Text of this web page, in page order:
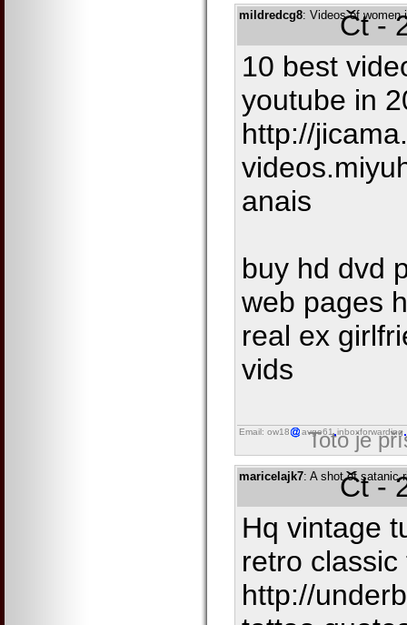
mildredcg8: Videos of women
Čt -
10 best
youtube in
http://
anais
buy hd dvd
web pages
real ex
vids
Email: ow18 avgo61 inboxforwarding
Toto je
maricelajk7: A shot of satanic
Čt -
Hq vintage
retro
http://